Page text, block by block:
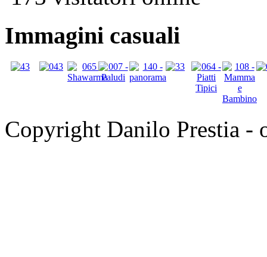
Immagini casuali
Copyright Danilo Prestia -